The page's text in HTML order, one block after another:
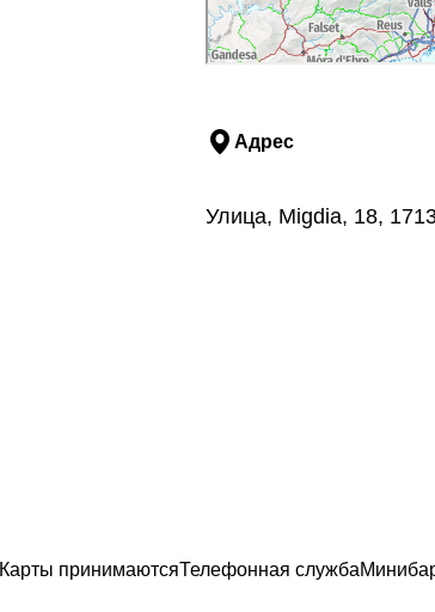
Адрес
Улица, Migdia, 18,
Карты принимаютсяТелефонная служба